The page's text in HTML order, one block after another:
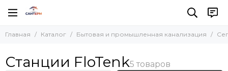
Бытовая и промышленная канализация
Септики
Евролос
Трубы и комплектующие
Главная Каталог Бытовая и промышленная канализация
Станции FloTenk